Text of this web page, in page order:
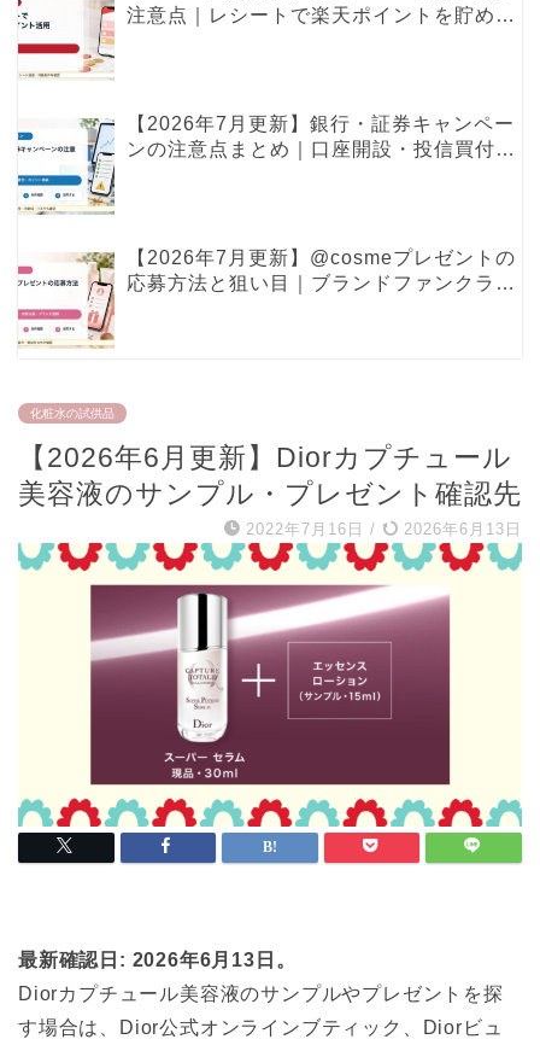
注意点｜レシートで楽天ポイントを貯める
【2026年7月更新】銀行・証券キャンペー
ンの注意点まとめ｜口座開設・投信買付・
【2026年7月更新】@cosmeプレゼントの
応募方法と狙い目｜ブランドファンクラ
化粧水の試供品
【2026年6月更新】Diorカプチュール
美容液のサンプル・プレゼント確認先
2022年7月16日 / 2026年6月13日
最新確認日: 2026年6月13日。
Diorカプチュール美容液のサンプルやプレゼントを探
す場合は、Dior公式オンラインブティック、Diorビュ